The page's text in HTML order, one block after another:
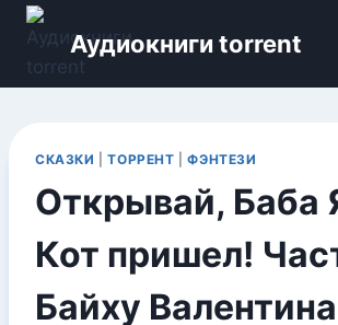
Перейти
содержимому
Аудиокниги torrent
СКАЗКИ |ТОРРЕНТ |ФЭНТЕЗИ
Открывай, Баба
Кот пришел!
Байху Валентина